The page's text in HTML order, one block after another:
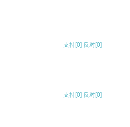
支持[0] 反对[0]
支持[0] 反对[0]